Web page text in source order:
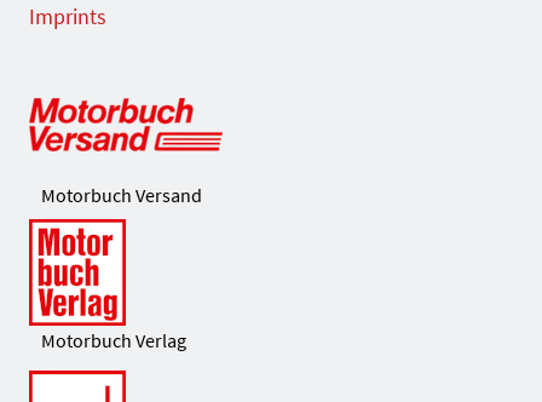
Imprints
Motorbuch Versand
Motorbuch Verlag